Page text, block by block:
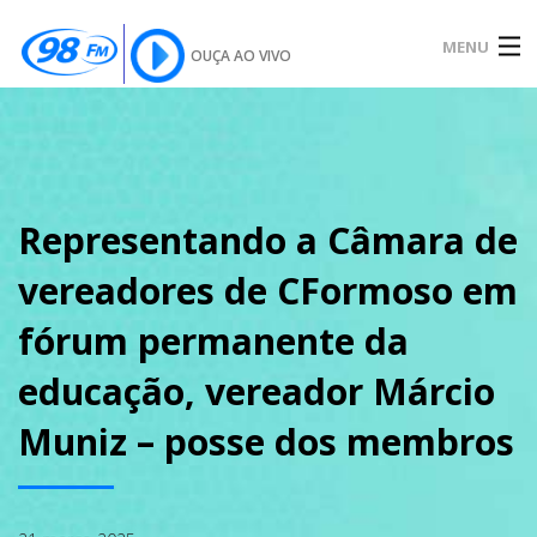
OUÇA AO VIVO MENU
SOBRE
PODCAST
Representando a Câmara de
vereadores de CFormoso em
fórum permanente da
educação, vereador Márcio
Muniz – posse dos membros